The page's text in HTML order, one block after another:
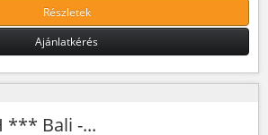
Részletek
Ajánlatkérés
*** Bali -...